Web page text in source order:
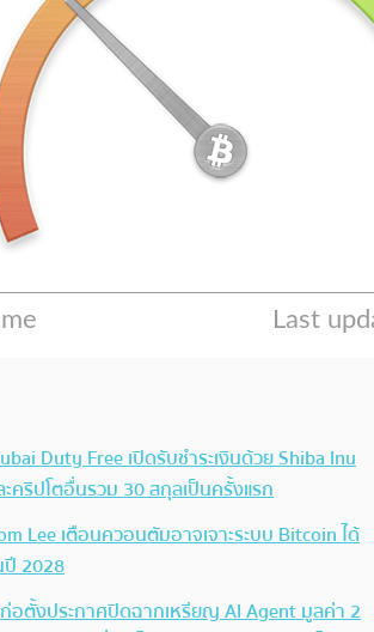
Duty Free เปิดรับชำระเงินด้วย Shiba Inu
ะคริปโตอื่นรวม 30 สกุลเป็นครั้งแรก
Lee เตือนควอนตัมอาจเจาะระบบ Bitcoin ได้
ปี 2028
อตั้งประกาศปิดฉากเหรียญ AI Agent มูลค่า 2